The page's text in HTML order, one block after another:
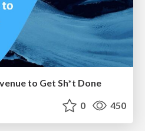
to Get Sh*t Done
0 450